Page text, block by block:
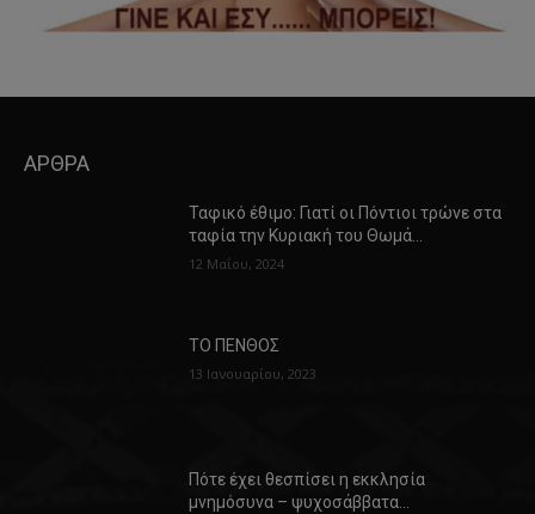
ΑΡΘΡΑ
Ταφικό έθιμο: Γιατί οι Πόντιοι τρώνε στα
ταφία την Κυριακή του Θωμά…
12 Μαΐου, 2024
ΤΟ ΠΕΝΘΟΣ
13 Ιανουαρίου, 2023
Πότε έχει θεσπίσει η εκκλησία
μνημόσυνα – ψυχοσάββατα…